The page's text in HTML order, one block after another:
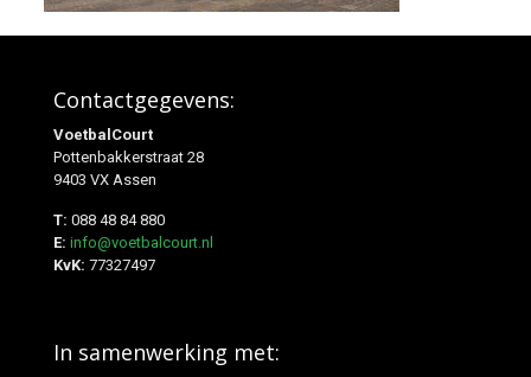
Contactgegevens:
VoetbalCourt
Pottenbakkerstraat 28
9403 VX Assen
T: 088 48 84 880
E: info@voetbalcourt.nl
KvK: 77327497
In samenwerking met: